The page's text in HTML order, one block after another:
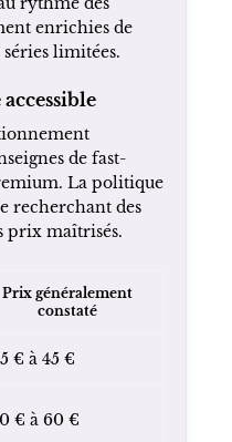
enrichies de
limitées.
de fast-
La politique
recherchant des
prix maîtrisés.
Prix généralement
constaté
€ à 45 €
€ à 60 €